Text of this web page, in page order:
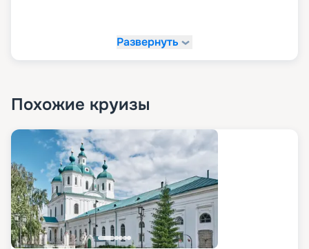
Развернуть
Похожие круизы